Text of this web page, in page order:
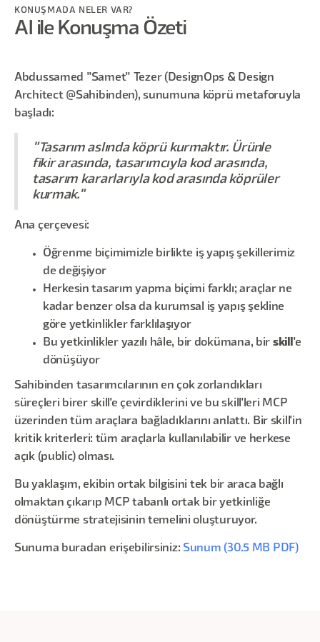
KONUŞMADA NELER VAR?
AI ile Konuşma Özeti
Abdussamed "Samet" Tezer (DesignOps & Design
Architect @Sahibinden), sunumuna köprü metaforuyla
başladı:
"Tasarım aslında köprü kurmaktır. Ürünle
fikir arasında, tasarımcıyla kod arasında,
tasarım kararlarıyla kod arasında köprüler
kurmak."
Ana çerçevesi:
Öğrenme biçimimizle birlikte iş yapış şekillerimiz
de değişiyor
Herkesin tasarım yapma biçimi farklı; araçlar ne
kadar benzer olsa da kurumsal iş yapış şekline
göre yetkinlikler farklılaşıyor
Bu yetkinlikler yazılı hâle, bir dokümana, bir skill 'e
dönüşüyor
Sahibinden tasarımcılarının en çok zorlandıkları
süreçleri birer skill'e çevirdiklerini ve bu skill'leri MCP
üzerinden tüm araçlara bağladıklarını anlattı. Bir skill'in
kritik kriterleri: tüm araçlarla kullanılabilir ve herkese
açık (public) olması.
Bu yaklaşım, ekibin ortak bilgisini tek bir araca bağlı
olmaktan çıkarıp MCP tabanlı ortak bir yetkinliğe
dönüştürme stratejisinin temelini oluşturuyor.
Sunuma buradan erişebilirsiniz: Sunum (30.5 MB PDF)